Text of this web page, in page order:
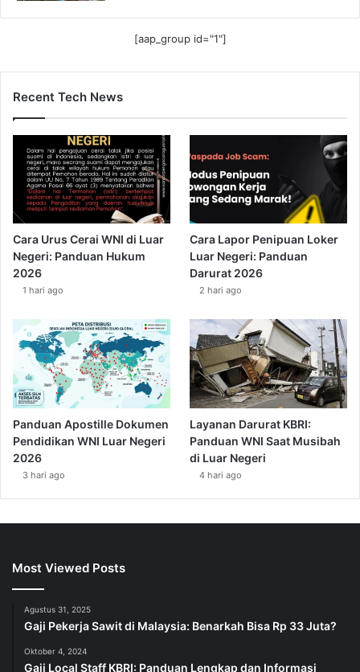
[aap_group id="1"]
Recent Tech News
Cara Urus Cerai WNI di Luar
Negeri: Panduan Hukum
2026
1 hari ago
Cara Lapor Penipuan Loker
Luar Negeri: Panduan
Darurat 2026
2 hari ago
Panduan Apostille Dokumen
Pendidikan WNI Luar Negeri
2026
3 hari ago
Layanan Darurat KBRI:
Panduan WNI Saat Musibah
di Luar Negeri
4 hari ago
Most Viewed Posts
Agustus 31, 2025
Gaji Pekerja Sawit di Malaysia: Benarkah Bisa Rp 33 Juta?
Oktober 4, 2024
Gaji Local Staff KBRI: Panduan Lengkap dan Informasi